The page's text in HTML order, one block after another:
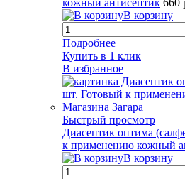
кожный антисептик 660
В корзину
Подробнее
Купить в 1 клик
В избранное
Быстрый просмотр
Диасептик оптима
к применению кожный
В корзину